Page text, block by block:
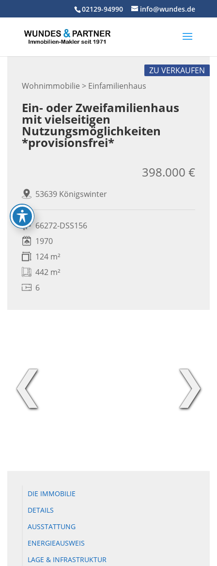
02129-94990 info@wundes.de
Wohnimmobilie > Einfamilienhaus
ZU VERKAUFEN
Ein- oder Zweifamilienhaus
mit vielseitigen
Nutzungsmöglichkeiten
*provisionsfrei*
53639 Königswinter
398.000 €
66272-DSS156
1970
124 m²
442 m²
6
❮ ❯
DIE IMMOBILIE
DETAILS
AUSSTATTUNG
ENERGIEAUSWEIS
LAGE & INFRASTRUKTUR